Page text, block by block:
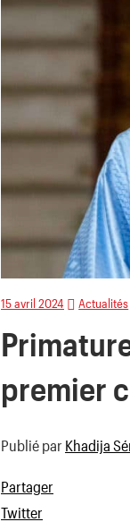
15 avril 2024 Actualités
premier
Publié par Khadija
Partager
Twitter